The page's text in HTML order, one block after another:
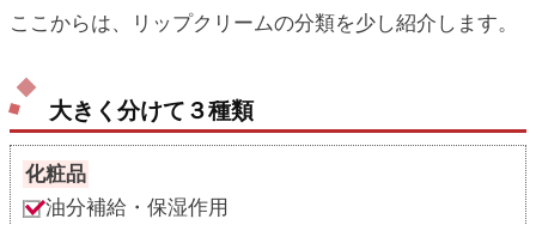
ここからは、リップクリームの分類を少し紹介します。
大きく分けて３種類
化粧品
油分補給・保湿作用